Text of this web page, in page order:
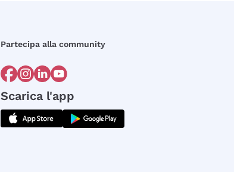
Partecipa alla community
Scarica l'app